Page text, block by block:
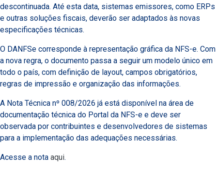
descontinuada. Até esta data, sistemas emissores, como ERPs
e outras soluções fiscais, deverão ser adaptados às novas
especificações técnicas.
O DANFSe corresponde à representação gráfica da NFS-e. Com
a nova regra, o documento passa a seguir um modelo único em
todo o país, com definição de layout, campos obrigatórios,
regras de impressão e organização das informações.
A Nota Técnica nº 008/2026 já está disponível na área de
documentação técnica do Portal da NFS-e e deve ser
observada por contribuintes e desenvolvedores de sistemas
para a implementação das adequações necessárias.
Acesse a nota aqui.